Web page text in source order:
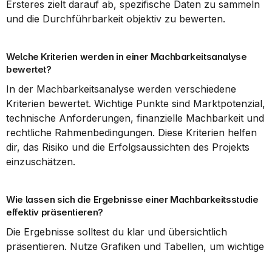
Ersteres zielt darauf ab, spezifische Daten zu sammeln
und die Durchführbarkeit objektiv zu bewerten.
Welche Kriterien werden in einer Machbarkeitsanalyse
bewertet?
In der Machbarkeitsanalyse werden verschiedene
Kriterien bewertet. Wichtige Punkte sind Marktpotenzial,
technische Anforderungen, finanzielle Machbarkeit und
rechtliche Rahmenbedingungen. Diese Kriterien helfen
dir, das Risiko und die Erfolgsaussichten des Projekts
einzuschätzen.
Wie lassen sich die Ergebnisse einer Machbarkeitsstudie
effektiv präsentieren?
Die Ergebnisse solltest du klar und übersichtlich
präsentieren. Nutze Grafiken und Tabellen, um wichtige